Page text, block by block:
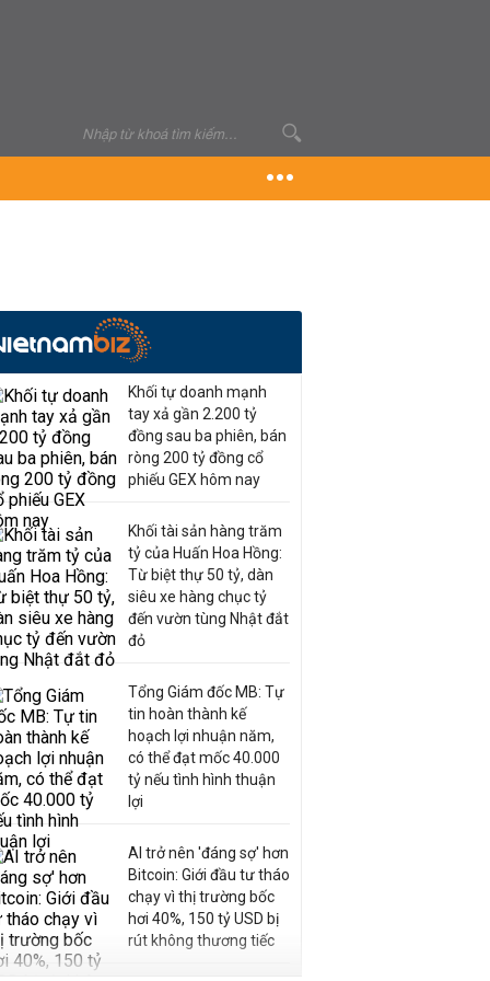
Khối tự doanh mạnh
tay xả gần 2.200 tỷ
đồng sau ba phiên, bán
ròng 200 tỷ đồng cổ
phiếu GEX hôm nay
Khối tài sản hàng trăm
tỷ của Huấn Hoa Hồng:
Từ biệt thự 50 tỷ, dàn
siêu xe hàng chục tỷ
đến vườn tùng Nhật đắt
đỏ
Tổng Giám đốc MB: Tự
tin hoàn thành kế
hoạch lợi nhuận năm,
có thể đạt mốc 40.000
tỷ nếu tình hình thuận
lợi
AI trở nên 'đáng sợ' hơn
Bitcoin: Giới đầu tư tháo
chạy vì thị trường bốc
hơi 40%, 150 tỷ USD bị
rút không thương tiếc